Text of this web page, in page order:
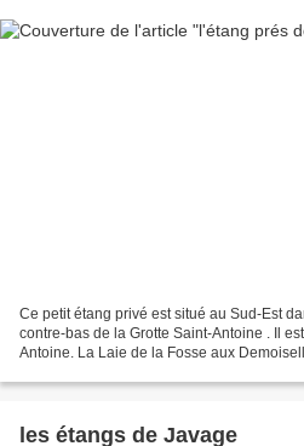
Ce petit étang privé est situé au Sud-Est
contre-bas de la Grotte Saint-Antoine . Il
Antoine. La Laie de la Fosse aux
les étangs de Javage